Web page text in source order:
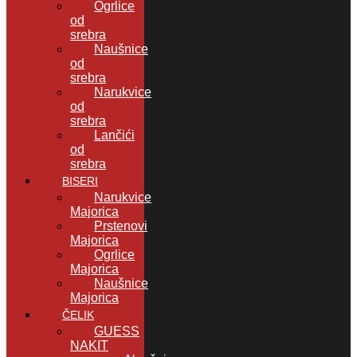
Ogrlice
od
srebra
Naušnice
od
srebra
Narukvice
od
srebra
Lančići
od
srebra
BISERI
Narukvice
Majorica
Prstenovi
Majorica
Ogrlice
Majorica
Naušnice
Majorica
ČELIK
GUESS
NAKIT